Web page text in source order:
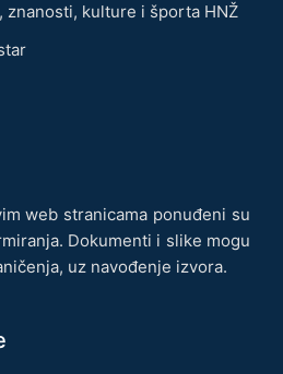
kulture i športa HNŽ
web stranicama ponuđeni su
Dokumenti i slike mogu
uz navođenje izvora.